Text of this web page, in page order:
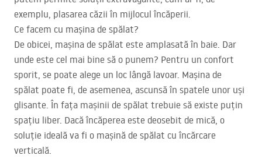
exemplu, plasarea căzii în mijlocul încăperii.
Ce facem cu mașina de spălat?
De obicei, mașina de spălat este amplasată în baie. Dar
unde este cel mai bine să o punem? Pentru un confort
sporit, se poate alege un loc lângă lavoar. Mașina de
spălat poate fi, de asemenea, ascunsă în spatele unor uși
glisante. În fața mașinii de spălat trebuie să existe puțin
spațiu liber. Dacă încăperea este deosebit de mică, o
soluție ideală va fi o mașină de spălat cu încărcare
verticală.